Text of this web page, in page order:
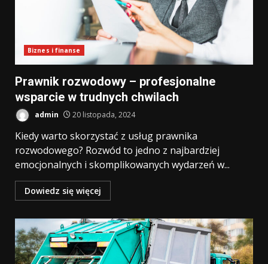
Biznes i finanse
Prawnik rozwodowy – profesjonalne
wsparcie w trudnych chwilach
admin 20 listopada, 2024
Kiedy warto skorzystać z usług prawnika
rozwodowego? Rozwód to jedno z najbardziej
emocjonalnych i skomplikowanych wydarzeń w...
Dowiedz się więcej